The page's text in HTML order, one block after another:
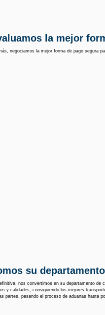
la mejor
negociamos la mejor forma de pago segura
su
nos convertimos en su departamento de
y calidades, consiguiendo los mejores
partes, pasando el proceso de aduanas hasta